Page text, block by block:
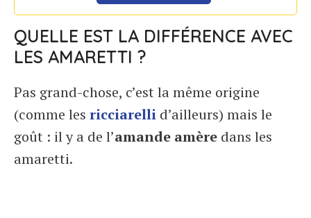
QUELLE EST LA DIFFÉRENCE AVEC
LES AMARETTI ?
Pas grand-chose, c’est la même origine
(comme les ricciarelli d’ailleurs) mais le
goût : il y a de l’amande amère dans les
amaretti.